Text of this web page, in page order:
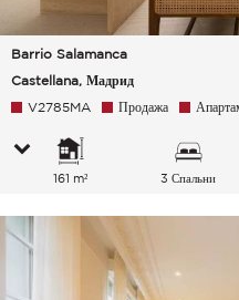
Barrio Salamanca
Castellana, Мадрид
V2785MA Продажа
161 m² 3 Спальни